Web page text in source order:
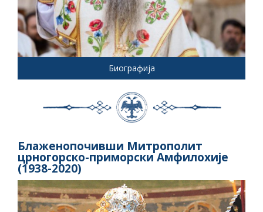
Биографија
Блаженопочивши Митрополит
црногорско-приморски Амфилохије
(1938-2020)